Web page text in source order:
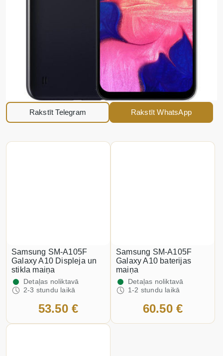
Rakstīt Telegram Rakstīt WhatsApp
Samsung SM-A105F
Galaxy A10 Displeja un
stikla maiņa
Detaļas noliktavā
2-3 stundu laikā
53.50 €
Samsung SM-A105F
Galaxy A10 baterijas
maiņa
Detaļas noliktavā
1-2 stundu laikā
60.50 €